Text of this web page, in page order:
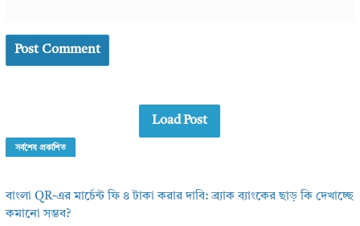
Load Post
সর্বশেষ প্রকাশিত
বাংলা QR-এর মার্চেন্ট ফি ৪ টাকা করার দাবি: ব্র্যাক ব্যাংকের ছাড় কি দেখাচ্ছে
কমানো সম্ভব?